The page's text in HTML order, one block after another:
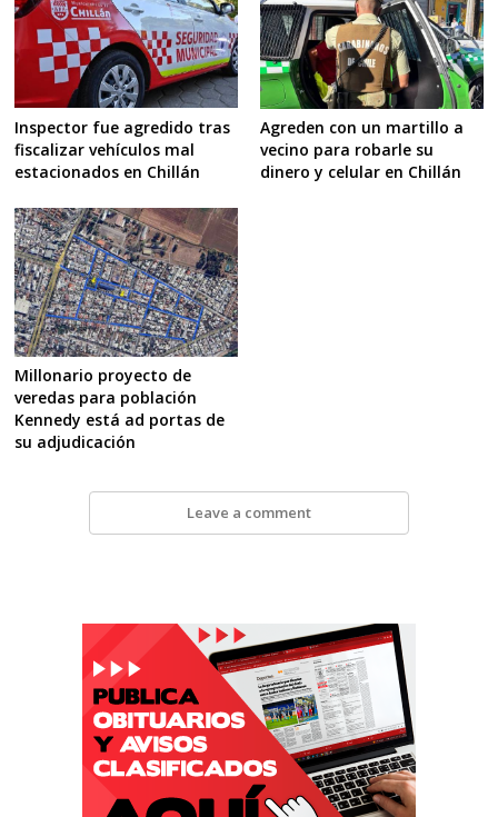
Inspector fue agredido tras
fiscalizar vehículos mal
estacionados en Chillán
Agreden con un martillo a
vecino para robarle su
dinero y celular en Chillán
Millonario proyecto de
veredas para población
Kennedy está ad portas de
su adjudicación
Leave a comment